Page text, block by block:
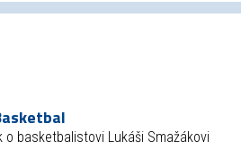
o basketbalistovi Lukáši Smažákovi